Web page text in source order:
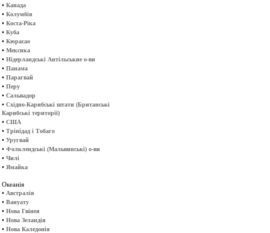
• Канада
• Колумбія
• Коста-Ріка
• Куба
• Кюрасао
• Мексика
• Нідерландські Антільськие о-ви
• Панама
• Парагвай
• Перу
• Сальвадор
• Східно-Карибські штати (Британські
Карибські території)
• США
• Трінідад і Тобаго
• Уругвай
• Фолклендські (Мальвинські) о-ви
• Чилі
• Ямайка
Океанія
• Австралія
• Вануату
• Нова Гвінея
• Нова Зеландія
• Нова Каледонія